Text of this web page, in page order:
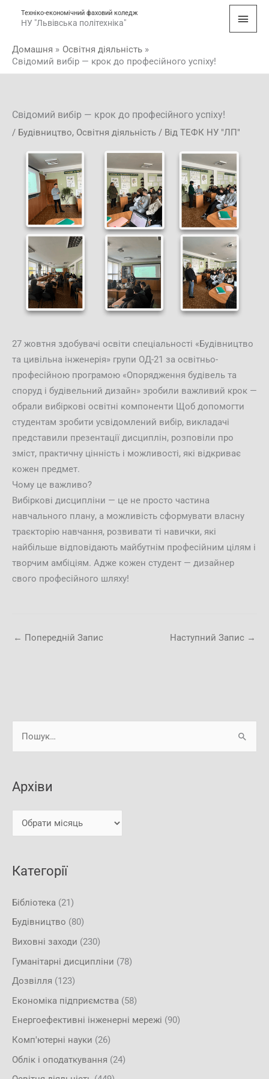
Техніко-економічний фаховий коледж
НУ "Львівська політехніка"
Домашня
Освітня діяльність
Свідомий вибір — крок до професійного успіху!
Свідомий вибір — крок до професійного успіху!
/ Будівництво, Освітня діяльність / Від ТЕФК НУ "ЛП"
27 жовтня здобувачі освіти спеціальності «Будівництво
та цивільна інженерія» групи ОД-21 за освітньо-
професійною програмою «Опорядження будівель та
споруд і будівельний дизайн» зробили важливий крок —
обрали вибіркові освітні компоненти Щоб допомогти
студентам зробити усвідомлений вибір, викладачі
представили презентації дисциплін, розповіли про
зміст, практичну цінність і можливості, які відкриває
кожен предмет.
Чому це важливо?
Вибіркові дисципліни — це не просто частина
навчального плану, а можливість сформувати власну
траєкторію навчання, розвивати ті навички, які
найбільше відповідають майбутнім професійним цілям і
творчим амбіціям. Адже кожен студент — дизайнер
свого професійного шляху!
← Попередній Запис Наступний Запис →
а
т
Архіви
Категорії
Бібліотека (21)
Будівництво (80)
Виховні заходи (230)
Гуманітарні дисципліни (78)
Дозвілля (123)
Економіка підприємства (58)
Енергоефективні інженерні мережі (90)
Комп'ютерні науки (26)
Облік і оподаткування (24)